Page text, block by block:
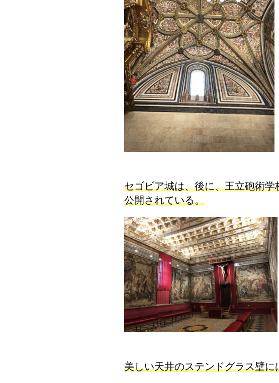
セゴビア城は、後に、王立砲術
公開されている。
美しい天井のステンドグラス壁